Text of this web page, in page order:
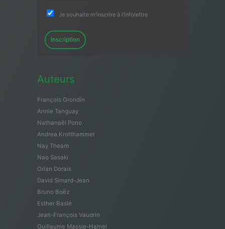
Je souhaite m'inscrire à l'infolettre
Inscription
Auteurs
François Grondin
Annie Tanguay
Nathanaël Pono
Andrea Krotthammer
Nay Theam
Nao Sasaki
Orian Dorais
David Simard-Jean
Bruno Boëz
Esther Baslé
Jean-François Vaudrin
Guillaume Massie-Hamel